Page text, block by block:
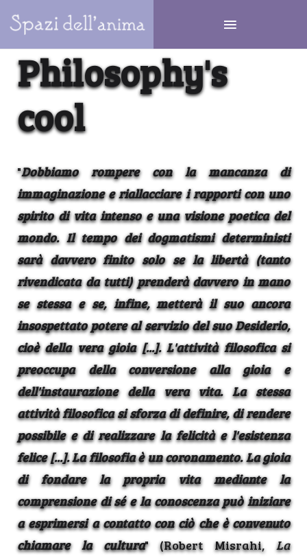
Philosophy's
cool
"Dobbiamo rompere con la mancanza di
immaginazione e riallacciare i rapporti con uno
spirito di vita intenso e una visione poetica del
mondo. Il tempo dei dogmatismi deterministi
sarà davvero finito solo se la libertà (tanto
rivendicata da tutti) prenderà davvero in mano
se stessa e se, infine, metterà il suo ancora
insospettato potere al servizio del suo Desiderio,
cioè della vera gioia [...]. L'attività filosofica si
preoccupa della conversione alla gioia e
dell'instaurazione della vera vita. La stessa
attività filosofica si sforza di definire, di rendere
possibile e di realizzare la felicità e l'esistenza
felice [...]. La filosofia è un coronamento. La gioia
di fondare la propria vita mediante la
comprensione di sé e la conoscenza può iniziare
a esprimersi a contatto con ciò che è convenuto
chiamare la cultura" (Robert Misrahi,La